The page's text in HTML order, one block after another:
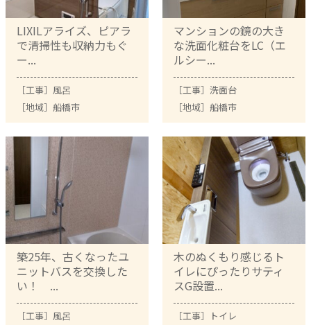
LIXILアライズ、ピアラ
で清掃性も収納力もぐ
ー...
［工事］ 風呂
［地域］ 船橋市
マンションの鏡の大き
な洗面化粧台をLC（エ
ルシー...
［工事］ 洗面台
［地域］ 船橋市
築25年、古くなったユ
ニットバスを交換した
い！ ...
［工事］ 風呂
木のぬくもり感じるト
イレにぴったりサティ
スG設置...
［工事］
トイレ